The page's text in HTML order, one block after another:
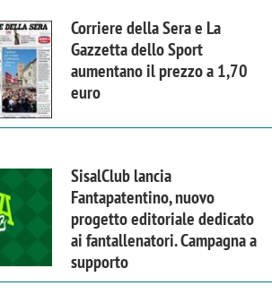
Corriere della Sera e La
Gazzetta dello Sport
aumentano il prezzo a 1,70
euro
SisalClub lancia
Fantapatentino, nuovo
progetto editoriale dedicato
ai fantallenatori. Campagna a
supporto